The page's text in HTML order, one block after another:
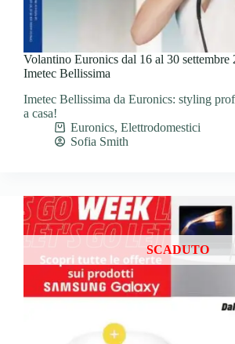
Volantino Euronics dal 16 al 30 settembre
Imetec Bellissima
Imetec Bellissima da Euronics: styling
a casa!
Euronics, Elettrodomestici
Sofia Smith
SCADUTO